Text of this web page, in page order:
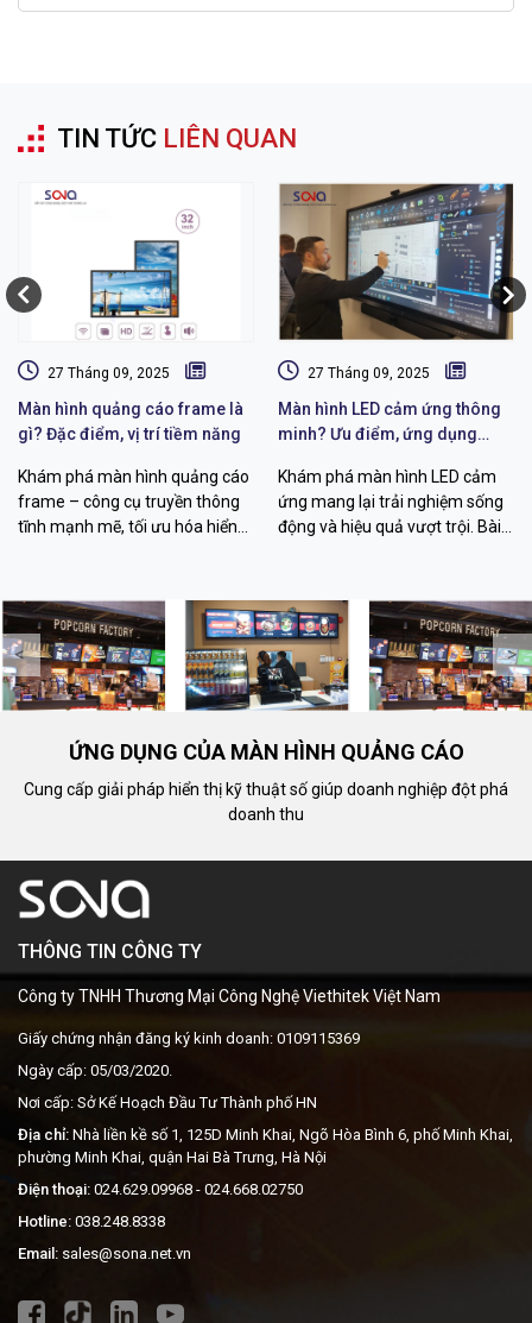
TIN TỨC LIÊN QUAN
27 Tháng 09, 2025
Màn hình quảng cáo frame là
gì? Đặc điểm, vị trí tiềm năng
Khám phá màn hình quảng cáo
frame – công cụ truyền thông
tĩnh mạnh mẽ, tối ưu hóa hiển
khai hiệu quả.
27 Tháng 09, 2025
Màn hình LED cảm ứng thông
minh? Ưu điểm, ứng dụng
Khám phá màn hình LED cảm
ứng mang lại trải nghiệm sống
động và hiệu quả vượt trội. Bài
dụng trong giáo dục.
< >
ỨNG DỤNG CỦA MÀN HÌNH QUẢNG CÁO
Cung cấp giải pháp hiển thị kỹ thuật số giúp doanh nghiệp đột phá
doanh thu
THÔNG TIN CÔNG TY
Công ty TNHH Thương Mại Công Nghệ Viethitek Việt Nam
Giấy chứng nhận đăng ký kinh doanh: 0109115369
Ngày cấp: 05/03/2020.
Nơi cấp: Sở Kế Hoạch Đầu Tư Thành phố HN
Địa chỉ: Nhà liền kề số 1, 125D Minh Khai, Ngõ Hòa Bình 6, phố Minh Khai,
phường Minh Khai, quận Hai Bà Trưng, Hà Nội
Điện thoại: 024.629.09968 - 024.668.02750
Hotline: 038.248.8338
Email: sales@sona.net.vn